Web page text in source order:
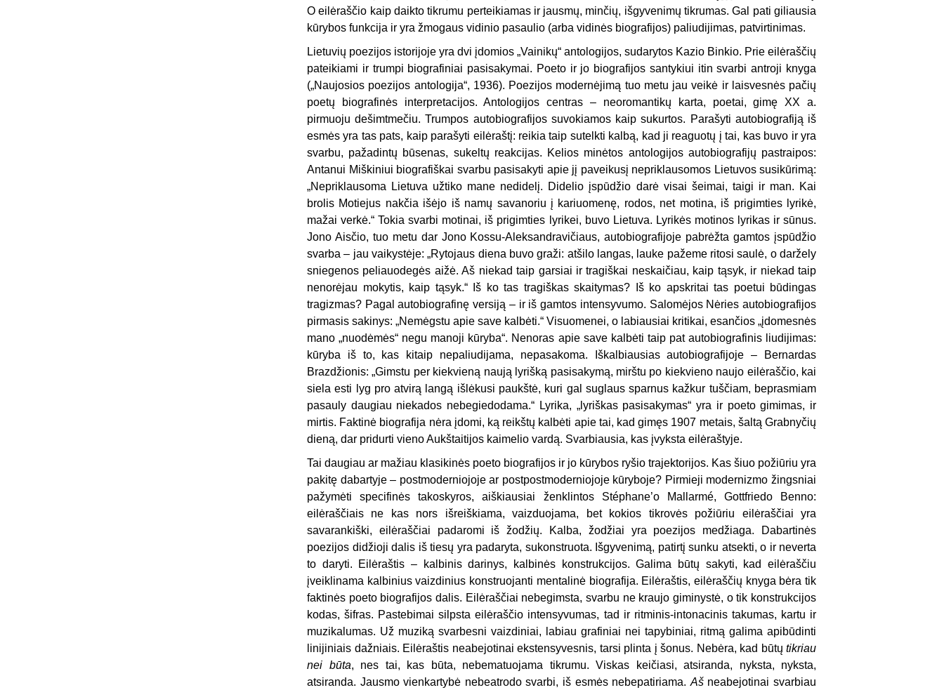
O eilėraščio kaip daikto tikrumu perteikiamas ir jausmų, minčių, išgyvenimų tikrumas. Gal pati giliausia
kūrybos funkcija ir yra žmogaus vidinio pasaulio (arba vidinės biografijos) paliudijimas, patvirtinimas.
Lietuvių poezijos istorijoje yra dvi įdomios „Vainikų“ antologijos, sudarytos Kazio Binkio. Prie eilėraščių
pateikiami ir trumpi biografiniai pasisakymai. Poeto ir jo biografijos santykiui itin svarbi antroji knyga
(„Naujosios poezijos antologija“, 1936). Poezijos modernėjimą tuo metu jau veikė ir laisvesnės pačių
poetų biografinės interpretacijos. Antologijos centras – neoromantikų karta, poetai, gimę XX a.
pirmuoju dešimtmečiu. Trumpos autobiografijos suvokiamos kaip sukurtos. Parašyti autobiografiją iš
esmės yra tas pats, kaip parašyti eilėraštį: reikia taip sutelkti kalbą, kad ji reaguotų į tai, kas buvo ir yra
svarbu, pažadintų būsenas, sukeltų reakcijas. Kelios minėtos antologijos autobiografijų pastraipos:
Antanui Miškiniui biografiškai svarbu pasisakyti apie jį paveikusį nepriklausomos Lietuvos susikūrimą:
„Nepriklausoma Lietuva užtiko mane nedidelį. Didelio įspūdžio darė visai šeimai, taigi ir man. Kai
brolis Motiejus nakčia išėjo iš namų savanoriu į kariuomenę, rodos, net motina, iš prigimties lyrikė,
mažai verkė.“ Tokia svarbi motinai, iš prigimties lyrikei, buvo Lietuva. Lyrikės motinos lyrikas ir sūnus.
Jono Aisčio, tuo metu dar Jono Kossu-Aleksandravičiaus, autobiografijoje pabrėžta gamtos įspūdžio
svarba – jau vaikystėje: „Rytojaus diena buvo graži: atšilo langas, lauke pažeme ritosi saulė, o daržely
sniegenos peliauodegės aižė. Aš niekad taip garsiai ir tragiškai neskaičiau, kaip tąsyk, ir niekad taip
nenorėjau mokytis, kaip tąsyk.“ Iš ko tas tragiškas skaitymas? Iš ko apskritai tas poetui būdingas
tragizmas? Pagal autobiografinę versiją – ir iš gamtos intensyvumo. Salomėjos Nėries autobiografijos
pirmasis sakinys: „Nemėgstu apie save kalbėti.“ Visuomenei, o labiausiai kritikai, esančios „įdomesnės
mano „nuodėmės“ negu manoji kūryba“. Nenoras apie save kalbėti taip pat autobiografinis liudijimas:
kūryba iš to, kas kitaip nepaliudijama, nepasakoma. Iškalbiausias autobiografijoje – Bernardas
Brazdžionis: „Gimstu per kiekvieną naują lyrišką pasisakymą, mirštu po kiekvieno naujo eilėraščio, kai
siela esti lyg pro atvirą langą išlėkusi paukštė, kuri gal suglaus sparnus kažkur tuščiam, beprasmiam
pasauly daugiau niekados nebegiedodama.“ Lyrika, „lyriškas pasisakymas“ yra ir poeto gimimas, ir
mirtis. Faktinė biografija nėra įdomi, ką reikštų kalbėti apie tai, kad gimęs 1907 metais, šaltą Grabnyčių
dieną, dar pridurti vieno Aukštaitijos kaimelio vardą. Svarbiausia, kas įvyksta eilėraštyje.
Tai daugiau ar mažiau klasikinės poeto biografijos ir jo kūrybos ryšio trajektorijos. Kas šiuo požiūriu yra
pakitę dabartyje – postmoderniojoje ar postpostmoderniojoje kūryboje? Pirmieji modernizmo žingsniai
pažymėti specifinės takoskyros, aiškiausiai ženklintos Stéphane’o Mallarmé, Gottfriedo Benno:
eilėraščiais ne kas nors išreiškiama, vaizduojama, bet kokios tikrovės požiūriu eilėraščiai yra
savarankiški, eilėraščiai padaromi iš žodžių. Kalba, žodžiai yra poezijos medžiaga. Dabartinės
poezijos didžioji dalis iš tiesų yra padaryta, sukonstruota. Išgyvenimą, patirtį sunku atsekti, o ir neverta
to daryti. Eilėraštis – kalbinis darinys, kalbinės konstrukcijos. Galima būtų sakyti, kad eilėraščiu
įveiklinama kalbinius vaizdinius konstruojanti mentalinė biografija. Eilėraštis, eilėraščių knyga bėra tik
faktinės poeto biografijos dalis. Eilėraščiai nebegimsta, svarbu ne kraujo giminystė, o tik konstrukcijos
kodas, šifras. Pastebimai silpsta eilėraščio intensyvumas, tad ir ritminis-intonacinis takumas, kartu ir
muzikalumas. Už muziką svarbesni vaizdiniai, labiau grafiniai nei tapybiniai, ritmą galima apibūdinti
linijiniais dažniais. Eilėraštis neabejotinai ekstensyvesnis, tarsi plinta į šonus. Nebėra, kad būtų tikriau
nei būta, nes tai, kas būta, nebematuojama tikrumu. Viskas keičiasi, atsiranda, nyksta, nyksta,
atsiranda. Jausmo vienkartybė nebeatrodo svarbi, iš esmės nebepatiriama. Ašneabejotinai svarbiau